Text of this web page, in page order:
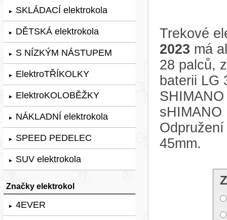
► SKLÁDACÍ elektrokola
► DĚTSKÁ elektrokola
► S NÍZKÝM NÁSTUPEM
► ElektroTŘÍKOLKY
► ElektroKOLOBĚŽKY
► NÁKLADNÍ elektrokola
► SPEED PEDELEC
► SUV elektrokola
Značky elektrokol
► 4EVER
Trekové
2023 má
28 palců,
baterii LG
sHIMANO
45mm.